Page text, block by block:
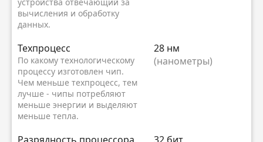
вычисления и обработку
данных.
Техпроцесс
По какому технологическому
процессу изготовлен чип.
Чем меньше техпроцесс, тем
лучше - чипы потребляют
меньше энергии и выделяют
меньше тепла.
28 нм
(нанометры)